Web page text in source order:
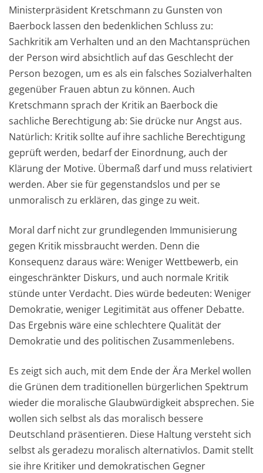
Ministerpräsident Kretschmann zu Gunsten von
Baerbock lassen den bedenklichen Schluss zu:
Sachkritik am Verhalten und an den Machtansprüchen
der Person wird absichtlich auf das Geschlecht der
Person bezogen, um es als ein falsches Sozialverhalten
gegenüber Frauen abtun zu können. Auch
Kretschmann sprach der Kritik an Baerbock die
sachliche Berechtigung ab: Sie drücke nur Angst aus.
Natürlich: Kritik sollte auf ihre sachliche Berechtigung
geprüft werden, bedarf der Einordnung, auch der
Klärung der Motive. Übermaß darf und muss relativiert
werden. Aber sie für gegenstandslos und per se
unmoralisch zu erklären, das ginge zu weit.
Moral darf nicht zur grundlegenden Immunisierung
gegen Kritik missbraucht werden. Denn die
Konsequenz daraus wäre: Weniger Wettbewerb, ein
eingeschränkter Diskurs, und auch normale Kritik
stünde unter Verdacht. Dies würde bedeuten: Weniger
Demokratie, weniger Legitimität aus offener Debatte.
Das Ergebnis wäre eine schlechtere Qualität der
Demokratie und des politischen Zusammenlebens.
Es zeigt sich auch, mit dem Ende der Ära Merkel wollen
die Grünen dem traditionellen bürgerlichen Spektrum
wieder die moralische Glaubwürdigkeit absprechen. Sie
wollen sich selbst als das moralisch bessere
Deutschland präsentieren. Diese Haltung versteht sich
selbst als geradezu moralisch alternativlos. Damit stellt
sie ihre Kritiker und demokratischen Gegner